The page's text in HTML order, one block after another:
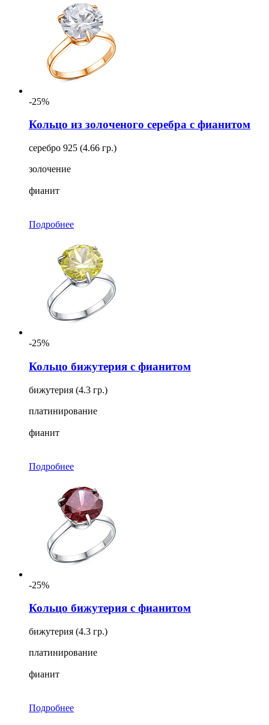
-25%
Кольцо из золоченого серебра с фианитом
серебро 925 (4.66 гр.)
золочение
фианит
Подробнее
-25%
Кольцо бижутерия с фианитом
бижутерия (4.3 гр.)
платинирование
фианит
Подробнее
-25%
Кольцо бижутерия с фианитом
бижутерия (4.3 гр.)
платинирование
фианит
Подробнее